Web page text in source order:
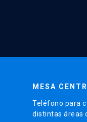
MESA
Teléfono para
distintas áreas